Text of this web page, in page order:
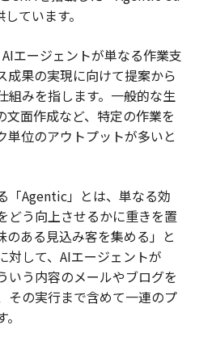
年9月号発売中
最新号の購入はこちらから
メンバーシップに登録する
組織の信頼」を築く4つのコミュニケ
が相手に「自律性」を感じさせる言い
の69％が仕事への意欲やつながりを失
ています。
エージェントが単なる作業支
成果の実現に向けて提案から
組みを指します。一般的な生
文面作成など、特定の作業を
単位のアウトプットが多いと
「Agentic」とは、単なる効
どう向上させるかに重きを置
のある見込み客を集める」と
対して、AIエージェントが
いう内容のメールやブログを
その実行まで含めて一連のプ